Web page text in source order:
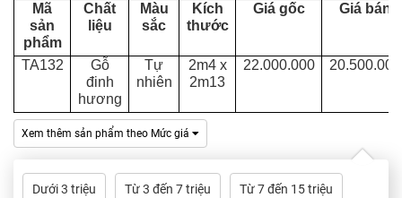
Liên
Hệ
Mã
sản
phẩm
Chất
liệu
Màu
sắc
Kích
thước
Giá gốc Giá bán
TA132
Gỗ
đinh
hương
Tự
nhiên
2m4 x
2m13
22.000.000 20.500.000
Xem thêm sản phẩm theo Mức giá
Dưới 3 triệu Từ 3 đến 7 triệu Từ 7 đến 15 triệu